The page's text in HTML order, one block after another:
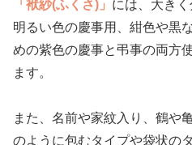
「袱紗(ふくさ)」 には、大き
明るい色の慶事用、紺色や黒
めの紫色の慶事と弔事の両方
ます。
また、名前や家紋入り、鶴や
のように包むタイプや袋状の